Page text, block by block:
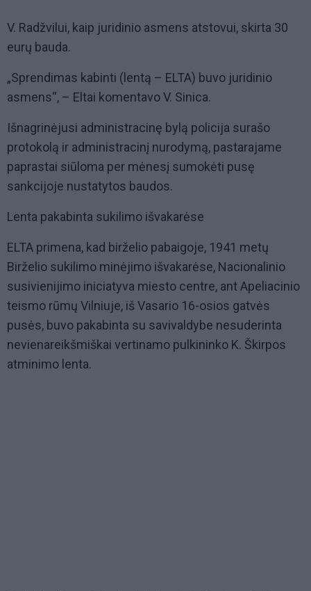
V. Radžvilui, kaip juridinio asmens atstovui, skirta 30
eurų bauda.
„Sprendimas kabinti (lentą – ELTA) buvo juridinio
asmens“, – Eltai komentavo V. Sinica.
Išnagrinėjusi administracinę bylą policija surašo
protokolą ir administracinį nurodymą, pastarajame
paprastai siūloma per mėnesį sumokėti pusę
sankcijoje nustatytos baudos.
L enta pakabinta sukilimo išvakarėse
ELTA primena, kad birželio pabaigoje, 1941 metų
Birželio sukilimo minėjimo išvakarėse, Nacionalinio
susivienijimo iniciatyva miesto centre, ant Apeliacinio
teismo rūmų Vilniuje, iš Vasario 16-osios gatvės
pusės, buvo pakabinta su savivaldybe nesuderinta
nevienareikšmiškai vertinamo pulkininko K. Škirpos
atminimo lenta.